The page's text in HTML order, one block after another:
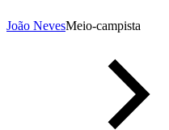
João NevesMeio-campista